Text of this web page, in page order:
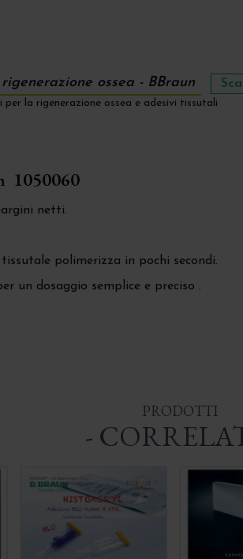
ossea - BBraun
la rigenerazione ossea e adesivi tissutali
1050060
netti.
polimerizza in pochi secondi.
un dosaggio semplice e preciso .
PRODOTTI
-